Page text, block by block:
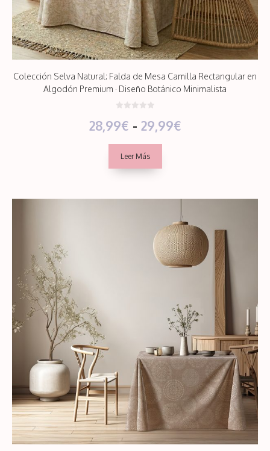
Colección Selva Natural: Falda de Mesa Camilla Rectangular en
Algodón Premium · Diseño Botánico Minimalista
d
e
28,99€ - 29,99€Rango
28,99€
hasta
29,99€
Leer Más